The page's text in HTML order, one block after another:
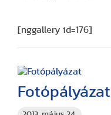
[nggallery id=176]
Fotópályázat